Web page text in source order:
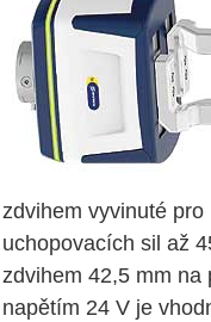
zdvihem vyvinuté
uchopovacích sil až
zdvihem 42,5 mm
napětím 24 V je